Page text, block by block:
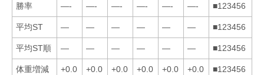
勝率 —- —- —- —- —- —- ■123456
平均ST — — — — — — ■123456
平均ST順 — — — — — — ■123456
体重増減 +0.0 +0.0 +0.0 +0.0 +0.0 +0.0 ■123456